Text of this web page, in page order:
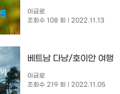
이금로
조회수 108 회
| 2022.11.13
베트남 다낭/호이안 여행
이금로
조회수 219 회
| 2022.11.05